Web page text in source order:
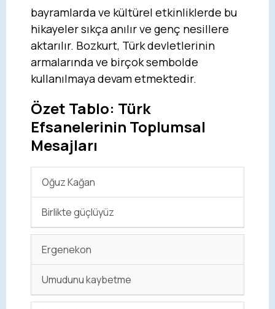
bayramlarda ve kültürel etkinliklerde bu
hikayeler sıkça anılır ve genç nesillere
aktarılır. Bozkurt, Türk devletlerinin
armalarında ve birçok sembolde
kullanılmaya devam etmektedir.
Özet Tablo: Türk
Efsanelerinin Toplumsal
Mesajları
Oğuz Kağan
Birlikte güçlüyüz
Ergenekon
Umudunu kaybetme